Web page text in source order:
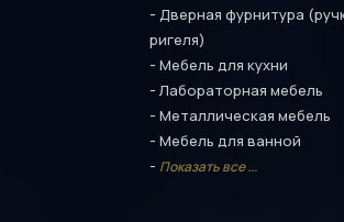
- Дверная фурнитура
ригеля)
- Мебель для кухни
- Лабораторная мебель
- Металлическая мебель
- Мебель для ванной
- Показать все ...